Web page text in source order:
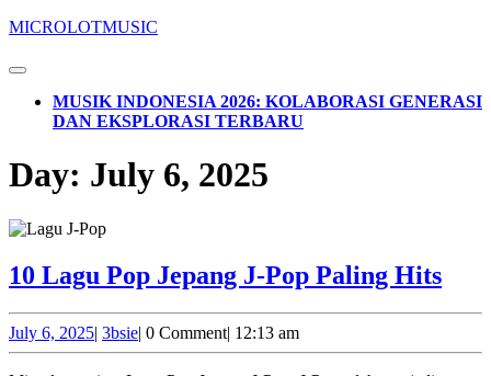
Skip
content
content
MICROLOTMUSIC
Open
ButtonMUSIK INDONESIA 2026: KOLABORASI GENERASI
DAN EKSPLORASI TERBARU
BUTTON
Day: July 6, 2025
10 Lagu Pop Jepang J-Pop Paling Hits10
July 6, 2025July
6,
2025
| 3bsie3bsie
| 0 Comment| 12:13 am